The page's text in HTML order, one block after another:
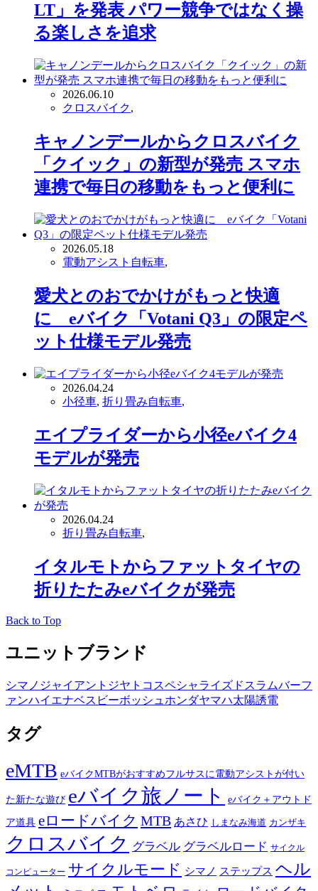
LT」を発表 パワー競争ではなく操
る楽しさを追求
2026.06.10
クロスバイク,
キャノンデールからクロスバイク
「クイック」の新型が発売 スマホ
連携で毎日の移動をもっと便利に
2026.05.18
電動アシスト自転車,
愛犬とのおでかけがもっと快適
に eバイク「Votani Q3」の限定ペ
ット仕様モデル発売
2026.04.24
小径車, 折り畳み自転車,
エイプライダーから小径eバイク4
モデルが発売
2026.04.24
折り畳み自転車,
イタルモトからファットタイヤの
折りたたみeバイクが発売
Back to Top
ユニットブランド
シマノ ジャイアント ジヤトコ スペシャライズド スラムバーフ
ァンハイエナベスビーボッシュ ホンダヤマハ太陽誘電
タグ
eMTB eバイクMTBがおすすめフルサスに電動アシストが付い
た新たな遊び eバイク旅ノート
eバイク＋アウトド
ア道具 eロードバイク MTB あさひ しまなみ海道 カンザキ
クロスバイク グラベル グラベルロード サイクル
コンピューター サイクルモード シマノ ステップス ヘル